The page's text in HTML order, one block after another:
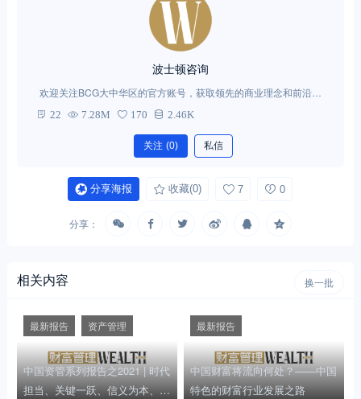
波士顿咨询
欢迎关注BCG大中华区的官方账号，获取领先的商业理念和前沿的
管理思想。
22 7.28M 170 2.46K
关注 (0) 私信
分享海报 收藏(0) 7 0
分享：
相关内容 换一批
中国资管系列报告之2021 | 时代
担当、关键一跃、信义为本、践
最新报告 资产管理
中国财富将流向何处？——中国
特色的财富行业发展之路
最新报告